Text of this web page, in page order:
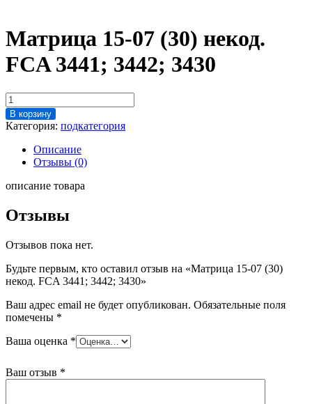
Матрица 15-07 (30) некод.
FCA 3441; 3442; 3430
Количество
товара
Матрица
(30)
FCA
3442;
3430
В корзину
Категория: подкатегория
Описание
Отзывы (0)
описание товара
Отзывы
Отзывов пока нет.
Будьте первым, кто оставил отзыв на «Матрица 15-07 (30)
некод. FCA 3441; 3442; 3430»
Ваш адрес email не будет опубликован. Обязательные поля
помечены *
Ваша оценка *
Ваш отзыв *